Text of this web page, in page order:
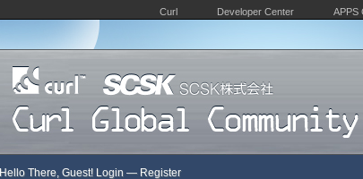
Curl Developer Center APPS
Hello There, Guest! Login — Register